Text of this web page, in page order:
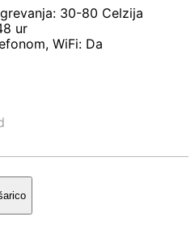
30-80 Celzija
ur
WiFi: Da